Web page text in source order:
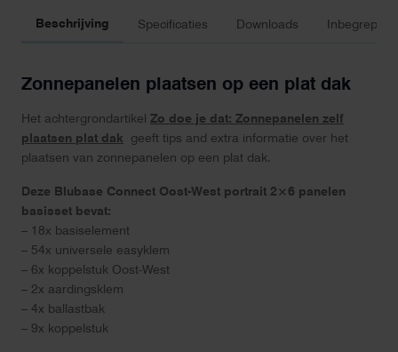
Beschrijving Specificaties Downloads Inbegrepen
Zonnepanelen plaatsen op een plat dak
Het achtergrondartikel Zo doe je dat: Zonnepanelen zelf
plaatsen plat dak geeft tips and extra informatie over het
plaatsen van zonnepanelen op een plat dak.
Deze Blubase Connect Oost-West portrait 2×6 panelen
basisset bevat:
– 18x basiselement
– 54x universele easyklem
– 6x koppelstuk Oost-West
– 2x aardingsklem
– 4x ballastbak
– 9x koppelstuk